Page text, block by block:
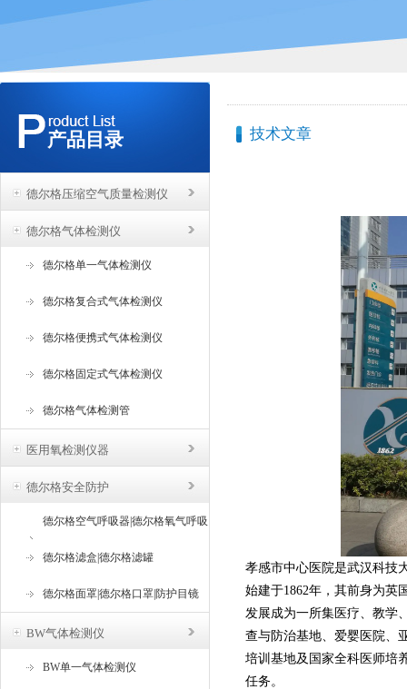
产品目录
德尔格压缩空气质量检测仪
德尔格气体检测仪
德尔格单一气体检测仪
德尔格复合式气体检测仪
德尔格便携式气体检测仪
德尔格固定式气体检测仪
德尔格气体检测管
医用氧检测仪器
德尔格安全防护
德尔格空气呼吸器|德尔格氧气呼吸
器
德尔格滤盒|德尔格滤罐
德尔格面罩|德尔格口罩|防护目镜
BW气体检测仪
BW单一气体检测仪
技术文章
孝感市中心医院是武汉科技
始建于1862年，其前身为英
发展成为一所集医疗、教学
查与防治基地、爱婴医院、
培训基地及国家全科医师培
任务。